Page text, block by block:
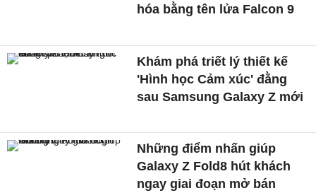
hóa bằng tên lửa Falcon 9
Khám phá triết lý thiết kế
'Hình học Cảm xúc' đằng
sau Samsung Galaxy Z mới
Những điểm nhấn giúp
Galaxy Z Fold8 hút khách
ngay giai đoạn mở bán